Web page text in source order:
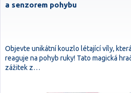
a senzorem pohybu
Objevte unikátní kouzlo létající víly,
reaguje na pohyb ruky! Tato magická
zážitek z…